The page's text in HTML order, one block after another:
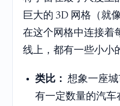
巨大的 3D 网格（就
在这个网格中连接着
线上，都有一些小小
类比： 想象一座
有一定数量的汽车